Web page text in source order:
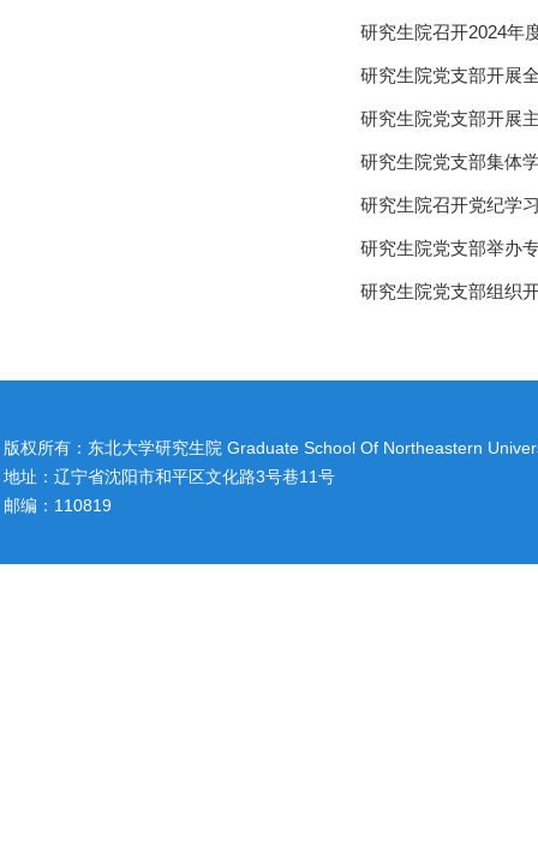
研究生院召开2024年
研究生院党支部开展
研究生院党支部开展
研究生院党支部集体
研究生院召开党纪学
研究生院党支部举办
研究生院党支部组织
版权所有：东北大学研究生院 Graduate School Of Northeastern
地址：辽宁省沈阳市和平区文化路3号巷11号
邮编：110819